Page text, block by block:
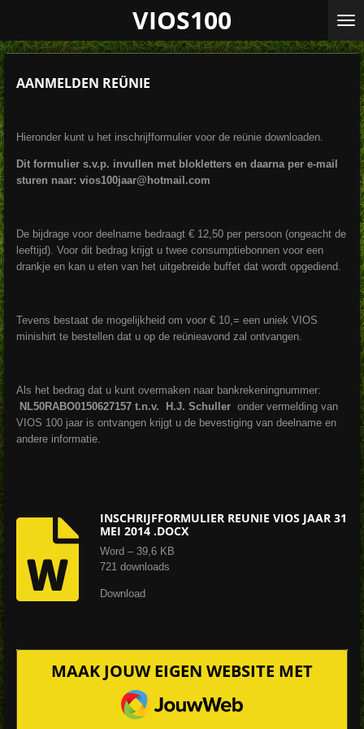
naar
hoofdinhoud
VIOS100
AANMELDEN REÜNIE
Hieronder kunt u het inschrijfformulier voor de reünie downloaden.
Dit formulier s.v.p. invullen met blokletters en daarna per e-mail
sturen naar: vios100jaar@hotmail.com
De bijdrage voor deelname bedraagt € 12,50 per persoon (ongeacht de
leeftijd). Voor dit bedrag krijgt u twee consumptiebonnen voor een
drankje en kan u eten van het uitgebreide buffet dat wordt opgediend.
Tevens bestaat de mogelijkheid om voor € 10,= een uniek VIOS
minishirt te bestellen dat u op de reünieavond zal ontvangen.
Als het bedrag dat u kunt overmaken naar bankrekeningnummer:
NL50RABO0150627157 t.n.v. H.J. Schuller onder vermelding van
VIOS 100 jaar is ontvangen krijgt u de bevestiging van deelname en
andere informatie.
INSCHRIJFFORMULIER REUNIE VIOS JAAR 31
MEI 2014 .DOCX
Word – 39,6 KB
721 downloads
Download
MAAK JOUW EIGEN WEBSITE MET
JOUWWEB